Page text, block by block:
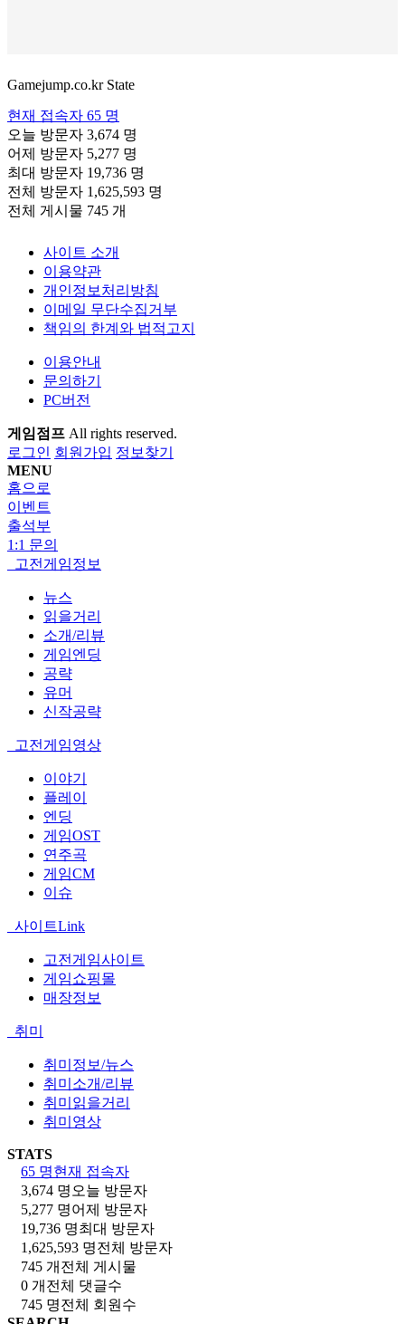
Gamejump.co.kr State
현재 접속자 65 명
오늘 방문자 3,674 명
어제 방문자 5,277 명
최대 방문자 19,736 명
전체 방문자 1,625,593 명
전체 게시물 745 개
사이트 소개
이용약관
개인정보처리방침
이메일 무단수집거부
책임의 한계와 법적고지
이용안내
문의하기
PC버전
게임점프 All rights reserved.
로그인 회원가입 정보찾기
MENU
홈으로
이벤트
출석부
1:1 문의
고전게임정보
뉴스
읽을거리
소개/리뷰
게임엔딩
공략
유머
신작공략
고전게임영상
이야기
플레이
엔딩
게임OST
연주곡
게임CM
이슈
사이트Link
고전게임사이트
게임쇼핑몰
매장정보
취미
취미정보/뉴스
취미소개/리뷰
취미읽을거리
취미영상
STATS
65 명현재 접속자
3,674 명 오늘 방문자
5,277 명어제 방문자
19,736 명최대 방문자
1,625,593 명전체 방문자
745 개 전체 게시물
0 개 전체 댓글수
745 명전체 회원수